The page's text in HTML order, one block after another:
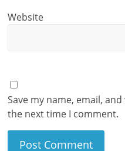
Website
Save my name, email,
the next time I comment.